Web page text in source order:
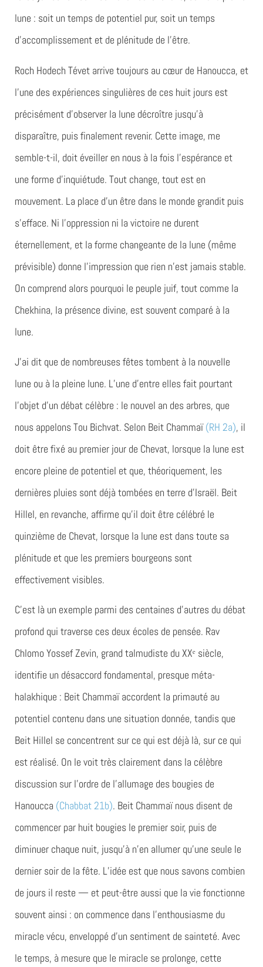
lune : soit un temps de potentiel pur, soit un temps
d’accomplissement et de plénitude de l’être.
Roch Hodech Tévet arrive toujours au cœur de Hanoucca, et
l’une des expériences singulières de ces huit jours est
précisément d’observer la lune décroître jusqu’à
disparaître, puis finalement revenir. Cette image, me
semble-t-il, doit éveiller en nous à la fois l’espérance et
une forme d’inquiétude. Tout change, tout est en
mouvement. La place d’un être dans le monde grandit puis
s’efface. Ni l’oppression ni la victoire ne durent
éternellement, et la forme changeante de la lune (même
prévisible) donne l’impression que rien n’est jamais stable.
On comprend alors pourquoi le peuple juif, tout comme la
Chekhina, la présence divine, est souvent comparé à la
lune.
J’ai dit que de nombreuses fêtes tombent à la nouvelle
lune ou à la pleine lune. L’une d’entre elles fait pourtant
l’objet d’un débat célèbre : le nouvel an des arbres, que
nous appelons Tou Bichvat. Selon Beit Chammaï(RH 2a), il
doit être fixé au premier jour de Chevat, lorsque la lune est
encore pleine de potentiel et que, théoriquement, les
dernières pluies sont déjà tombées en terre d’Israël. Beit
Hillel, en revanche, affirme qu’il doit être célébré le
quinzième de Chevat, lorsque la lune est dans toute sa
plénitude et que les premiers bourgeons sont
effectivement visibles.
C’est là un exemple parmi des centaines d’autres du débat
profond qui traverse ces deux écoles de pensée. Rav
Chlomo Yossef Zevin, grand talmudiste du XXᵉ siècle,
identifie un désaccord fondamental, presque méta-
halakhique : Beit Chammaï accordent la primauté au
potentiel contenu dans une situation donnée, tandis que
Beit Hillel se concentrent sur ce qui est déjà là, sur ce qui
est réalisé. On le voit très clairement dans la célèbre
discussion sur l’ordre de l’allumage des bougies de
Hanoucca (Chabbat 21b). Beit Chammaï nous disent de
commencer par huit bougies le premier soir, puis de
diminuer chaque nuit, jusqu’à n’en allumer qu’une seule le
dernier soir de la fête. L’idée est que nous savons combien
de jours il reste — et peut-être aussi que la vie fonctionne
souvent ainsi : on commence dans l’enthousiasme du
miracle vécu, enveloppé d’un sentiment de sainteté. Avec
le temps, à mesure que le miracle se prolonge, cette